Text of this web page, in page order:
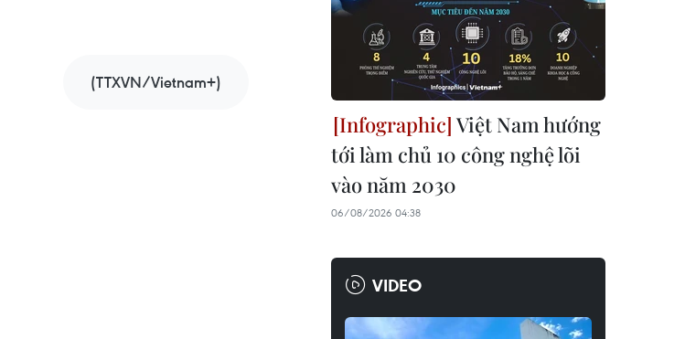
(TTXVN/Vietnam+)
Việt Nam hướng
tới làm chủ 10 công nghệ lõi
vào năm 2030
06/08/2026 04:38
VIDEO